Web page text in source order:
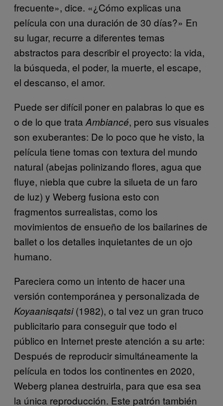
frecuente», dice. «¿Cómo explicas una
película con una duración de 30 días?» En
su lugar, recurre a diferentes temas
abstractos para describir el proyecto: la vida,
la búsqueda, el poder, la muerte, el escape,
el descanso, el amor.
Puede ser difícil poner en palabras lo que es
o de lo que trata Ambiancé, pero sus visuales
son exuberantes: De lo poco que he visto, la
película tiene tomas con textura del mundo
natural (abejas polinizando flores, agua que
fluye, niebla que cubre la silueta de un faro
de luz) y Weberg fusiona esto con
fragmentos surrealistas, como los
movimientos de ensueño de los bailarines de
ballet o los detalles inquietantes de un ojo
humano.
Pareciera como un intento de hacer una
versión contemporánea y personalizada de
Koyaanisqatsi(1982), o tal vez un gran truco
publicitario para conseguir que todo el
público en Internet preste atención a su arte:
Después de reproducir simultáneamente la
película en todos los continentes en 2020,
Weberg planea destruirla, para que esa sea
la única reproducción. Este patrón también